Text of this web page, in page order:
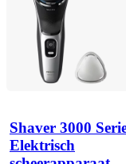
Shaver 3000
Elektrisch